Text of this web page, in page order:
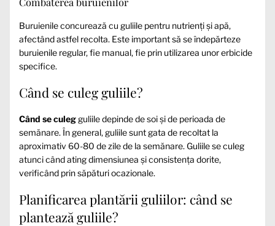
Buruienile concurează cu guliile pentru nutrienți și apă,
afectând astfel recolta. Este important să se îndepărteze
buruienile regular, fie manual, fie prin utilizarea unor erbicide
specifice.
Când se culeg guliile?
Când se culeg guliile depinde de soi și de perioada de
semănare. În general, guliile sunt gata de recoltat la
aproximativ 60-80 de zile de la semănare. Guliile se culeg
atunci când ating dimensiunea și consistența dorite,
verificând prin săpături ocazionale.
Planificarea plantării guliilor: când se
plantează guliile?